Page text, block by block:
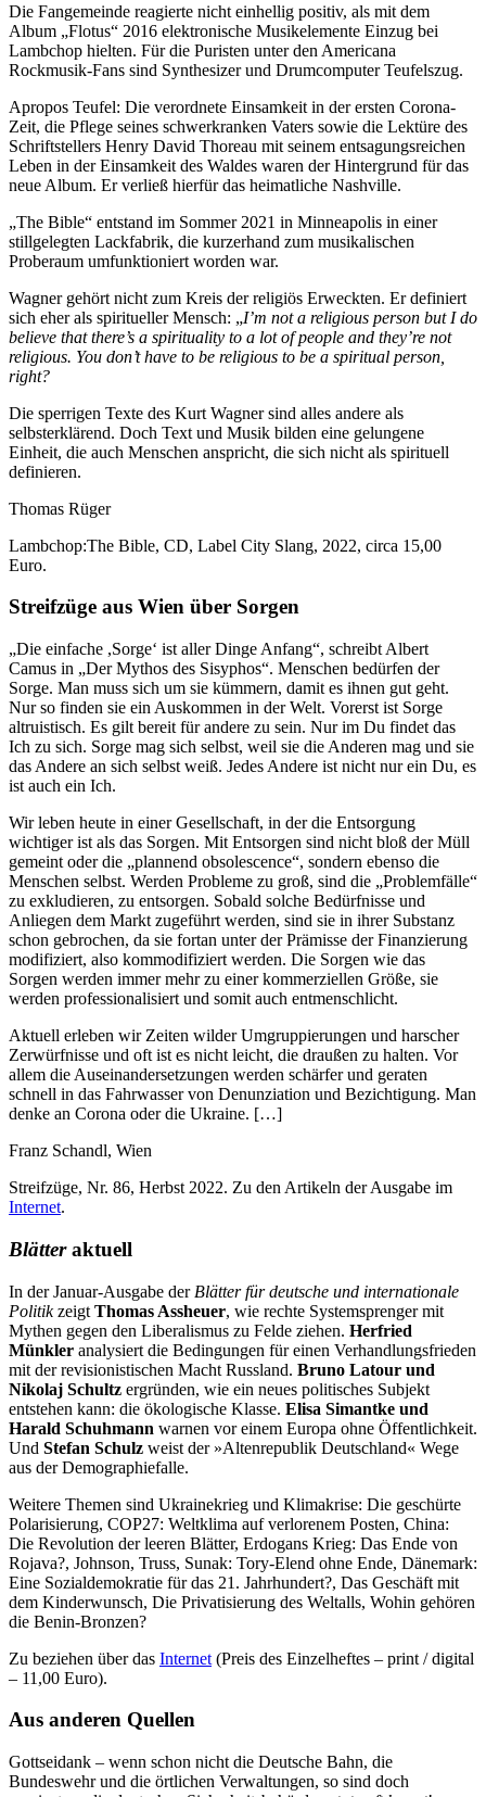
Die Fangemeinde reagierte nicht einhellig positiv, als mit dem
Album „Flotus“ 2016 elektronische Musikelemente Einzug bei
Lambchop hielten. Für die Puristen unter den Americana
Rockmusik-Fans sind Synthesizer und Drumcomputer Teufelszug.
Apropos Teufel: Die verordnete Einsamkeit in der ersten Corona-
Zeit, die Pflege seines schwerkranken Vaters sowie die Lektüre des
Schriftstellers Henry David Thoreau mit seinem entsagungsreichen
Leben in der Einsamkeit des Waldes waren der Hintergrund für das
neue Album. Er verließ hierfür das heimatliche Nashville.
„The Bible“ entstand im Sommer 2021 in Minneapolis in einer
stillgelegten Lackfabrik, die kurzerhand zum musikalischen
Proberaum umfunktioniert worden war.
Wagner gehört nicht zum Kreis der religiös Erweckten. Er definiert
sich eher als spiritueller Mensch: „I’m not a religious person but I do
believe that there’s a spirituality to a lot of people and they’re not
religious. You don’t have to be religious to be a spiritual person,
right?
Die sperrigen Texte des Kurt Wagner sind alles andere als
selbsterklärend. Doch Text und Musik bilden eine gelungene
Einheit, die auch Menschen anspricht, die sich nicht als spirituell
definieren.
Thomas Rüger
Lambchop:The Bible, CD, Label City Slang, 2022, circa 15,00
Euro.
Streifzüge aus Wien über Sorgen
„Die einfache ,Sorge‘ ist aller Dinge Anfang“, schreibt Albert
Camus in „Der Mythos des Sisyphos“. Menschen bedürfen der
Sorge. Man muss sich um sie kümmern, damit es ihnen gut geht.
Nur so finden sie ein Auskommen in der Welt. Vorerst ist Sorge
altruistisch. Es gilt bereit für andere zu sein. Nur im Du findet das
Ich zu sich. Sorge mag sich selbst, weil sie die Anderen mag und sie
das Andere an sich selbst weiß. Jedes Andere ist nicht nur ein Du, es
ist auch ein Ich.
Wir leben heute in einer Gesellschaft, in der die Entsorgung
wichtiger ist als das Sorgen. Mit Entsorgen sind nicht bloß der Müll
gemeint oder die „plannend obsolescence“, sondern ebenso die
Menschen selbst. Werden Probleme zu groß, sind die „Problemfälle“
zu exkludieren, zu entsorgen. Sobald solche Bedürfnisse und
Anliegen dem Markt zugeführt werden, sind sie in ihrer Substanz
schon gebrochen, da sie fortan unter der Prämisse der Finanzierung
modifiziert, also kommodifiziert werden. Die Sorgen wie das
Sorgen werden immer mehr zu einer kommerziellen Größe, sie
werden professionalisiert und somit auch entmenschlicht.
Aktuell erleben wir Zeiten wilder Umgruppierungen und harscher
Zerwürfnisse und oft ist es nicht leicht, die draußen zu halten. Vor
allem die Auseinandersetzungen werden schärfer und geraten
schnell in das Fahrwasser von Denunziation und Bezichtigung. Man
denke an Corona oder die Ukraine. […]
Franz Schandl, Wien
Streifzüge, Nr. 86, Herbst 2022. Zu den Artikeln der Ausgabe im
Internet.
Blätteraktuell
In der Januar-Ausgabe der Blätter für deutsche und internationale
Politikzeigt Thomas Assheuer, wie rechte Systemsprenger mit
Mythen gegen den Liberalismus zu Felde ziehen. Herfried
Münkler analysiert die Bedingungen für einen Verhandlungsfrieden
mit der revisionistischen Macht Russland. Bruno Latour und
Nikolaj Schultz ergründen, wie ein neues politisches Subjekt
entstehen kann: die ökologische Klasse. Elisa Simantke und
Harald Schuhmann warnen vor einem Europa ohne Öffentlichkeit.
Und Stefan Schulz weist der »Altenrepublik Deutschland« Wege
aus der Demographiefalle.
Weitere Themen sind Ukrainekrieg und Klimakrise: Die geschürte
Polarisierung, COP27: Weltklima auf verlorenem Posten, China:
Die Revolution der leeren Blätter, Erdogans Krieg: Das Ende von
Rojava?, Johnson, Truss, Sunak: Tory-Elend ohne Ende, Dänemark:
Eine Sozialdemokratie für das 21. Jahrhundert?, Das Geschäft mit
dem Kinderwunsch, Die Privatisierung des Weltalls, Wohin gehören
die Benin-Bronzen?
Zu beziehen über das Internet (Preis des Einzelheftes – print / digital
– 11,00 Euro).
Aus anderen Quellen
Gottseidank – wenn schon nicht die Deutsche Bahn, die
Bundeswehr und die örtlichen Verwaltungen, so sind doch